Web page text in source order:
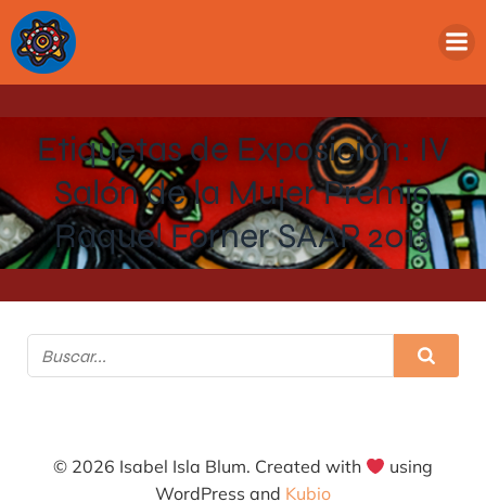
Etiquetas de Exposición: IV
Salón de la Mujer Premio
Raquel Forner SAAP 2013
© 2026 Isabel Isla Blum. Created with
using
WordPress and Kubio